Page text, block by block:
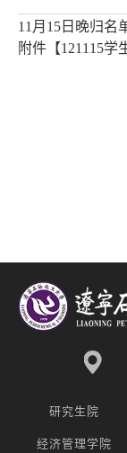
11月15日晚归名
附件【121115学
研究生院
经济管理学院